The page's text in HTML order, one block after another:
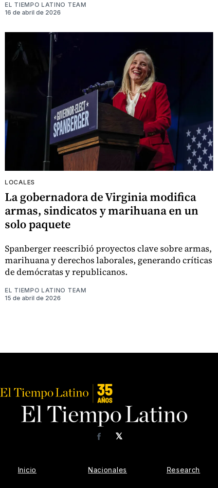
EL TIEMPO LATINO TEAM
16 de abril de 2026
LOCALES
La gobernadora de Virginia modifica
armas, sindicatos y marihuana en un
solo paquete
Spanberger reescribió proyectos clave sobre armas,
marihuana y derechos laborales, generando críticas
de demócratas y republicanos.
EL TIEMPO LATINO TEAM
15 de abril de 2026
𝕏
Facebook
Inicio Nacionales Research